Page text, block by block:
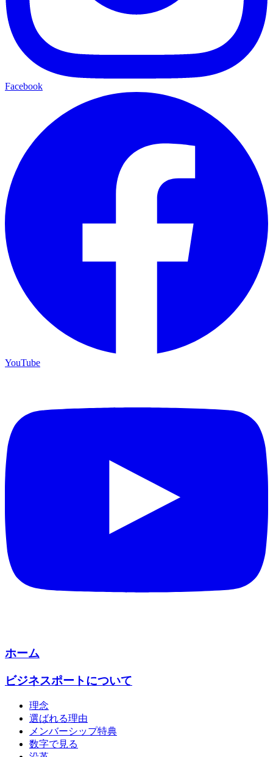
Facebook
YouTube
ホーム
ビジネスポートについて
理念
選ばれる理由
メンバーシップ特典
数字で見る